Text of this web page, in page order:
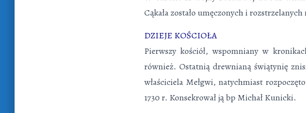
Cąkała zostało umęczonych i
DZIEJE KOŚCIOŁA
Pierwszy kościół, wspomniany w
również. Ostatnią drewnianą świątynię
właściciela Mełgwi, natychmiast
1730 r. Konsekro­wał ją bp Michał Kunicki.